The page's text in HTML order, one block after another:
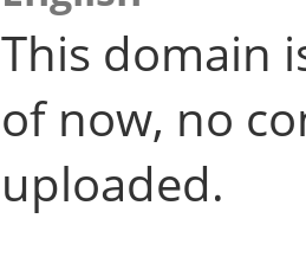
This domain
of now, no
uploaded.